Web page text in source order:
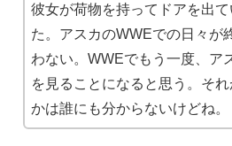
彼女が荷物を持ってドアを出
た。アスカのWWEでの日々が
わない。WWEでもう一度、ア
を見ることになると思う。そ
かは誰にも分からないけどね。